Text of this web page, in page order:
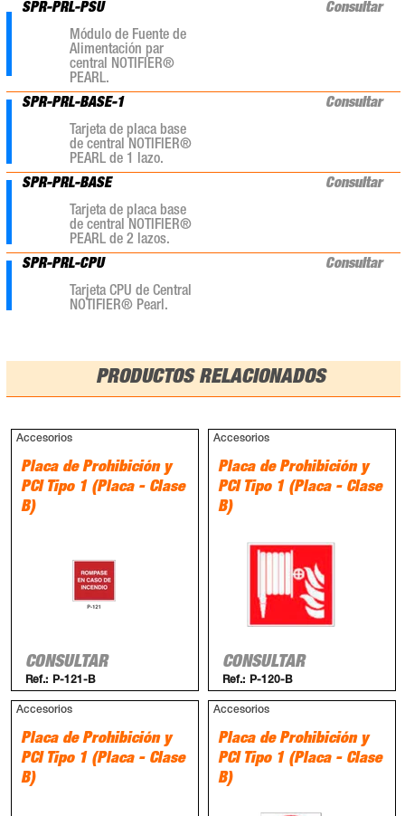
SPR-PRL-PSU
Módulo de Fuente de
Alimentación par
central NOTIFIER®
PEARL.
Consultar
SPR-PRL-BASE-1
Tarjeta de placa base
de central NOTIFIER®
PEARL de 1 lazo.
Consultar
SPR-PRL-BASE
Tarjeta de placa base
de central NOTIFIER®
PEARL de 2 lazos.
Consultar
SPR-PRL-CPU
Tarjeta CPU de Central
NOTIFIER® Pearl.
Consultar
PRODUCTOS RELACIONADOS
Accesorios
Placa de Prohibición y
PCI Tipo 1 (Placa - Clase
B)
CONSULTAR
Ref.: P-121-B
Accesorios
Placa de Prohibición y
PCI Tipo 1 (Placa - Clase
B)
CONSULTAR
Ref.: P-120-B
Accesorios
Placa de Prohibición y
PCI Tipo 1 (Placa - Clase
B)
Accesorios
Placa de Prohibición y
PCI Tipo 1 (Placa - Clase
B)